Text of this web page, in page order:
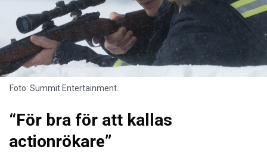
Foto: Summit Entertainment.
“För bra för att kallas
actionrökare”